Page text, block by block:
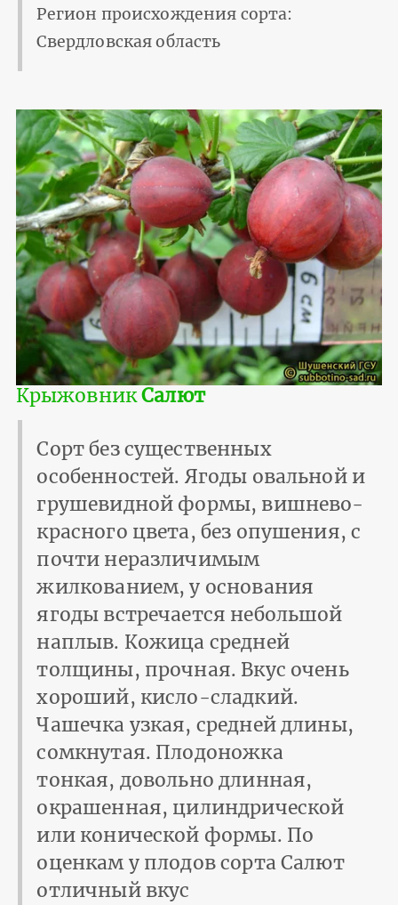
Регион происхождения сорта:
Свердловская область
КрыжовникСалют
Сорт без существенных
особенностей. Ягоды овальной и
грушевидной формы, вишнево-
красного цвета, без опушения, с
почти неразличимым
жилкованием, у основания
ягоды встречается небольшой
наплыв. Кожица средней
толщины, прочная. Вкус очень
хороший, кисло-сладкий.
Чашечка узкая, средней длины,
сомкнутая. Плодоножка
тонкая, довольно длинная,
окрашенная, цилиндрической
или конической формы. По
оценкам у плодов сорта Салют
отличный вкус